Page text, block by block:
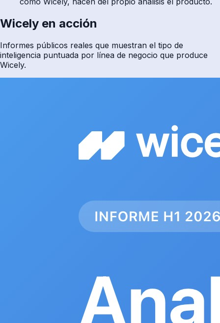
Wicely en acción
Informes públicos reales que muestran el tipo de
inteligencia puntuada por línea de negocio que produce
Wicely.